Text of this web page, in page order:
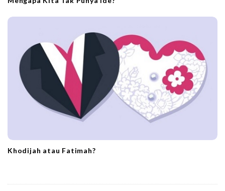
Khodijah atau Fatimah?